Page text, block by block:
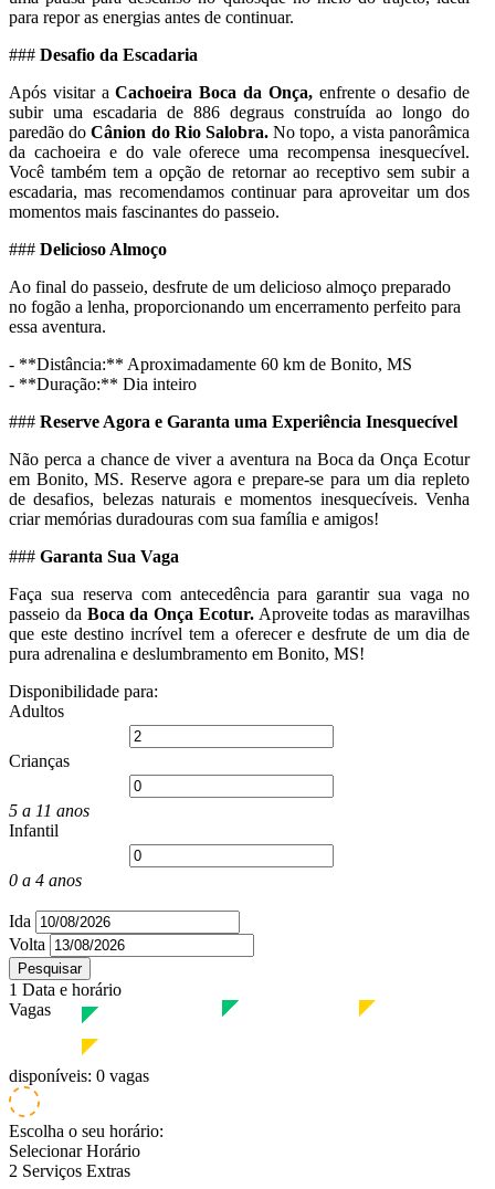
para repor as energias antes de continuar.
### Desafio da Escadaria
Após visitar aCachoeira Boca da Onça,enfrente o desafio de
subir uma escadaria de 886 degraus construída ao longo do
paredão doCânion do Rio Salobra. No topo, a vista panorâmica
da cachoeira e do vale oferece uma recompensa inesquecível.
Você também tem a opção de retornar ao receptivo sem subir a
escadaria, mas recomendamos continuar para aproveitar um dos
momentos mais fascinantes do passeio.
### Delicioso Almoço
Ao final do passeio, desfrute de um delicioso almoço preparado
no fogão a lenha, proporcionando um encerramento perfeito para
essa aventura.
- **Distância:** Aproximadamente 60 km de Bonito, MS
- **Duração:** Dia inteiro
### Reserve Agora e Garanta uma Experiência Inesquecível
Não perca a chance de viver a aventura na Boca da Onça Ecotur
em Bonito, MS. Reserve agora e prepare-se para um dia repleto
de desafios, belezas naturais e momentos inesquecíveis. Venha
criar memórias duradouras com sua família e amigos!
### Garanta Sua Vaga
Faça sua reserva com antecedência para garantir sua vaga no
passeio daBoca da Onça Ecotur.Aproveite todas as maravilhas
que este destino incrível tem a oferecer e desfrute de um dia de
pura adrenalina e deslumbramento em Bonito, MS!
Disponibilidade para:
Adultos
Crianças
5 a 11 anos
Infantil
0 a 4 anos
Ida
Volta
Pesquisar
1 Data e horário
Vagas
disponíveis: 0 vagas
Escolha o seu horário:
Selecionar Horário
2 Serviços Extras